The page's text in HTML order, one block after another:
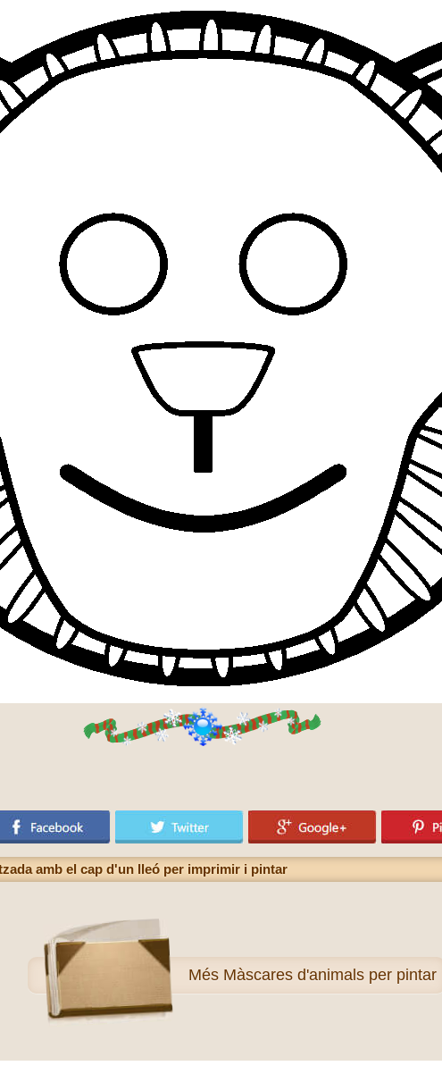
amb el cap d'un lleó per imprimir i pintar
Més Màscares d'animals per pintar